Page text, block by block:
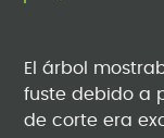
El árbol
fuste debido a
de corte era